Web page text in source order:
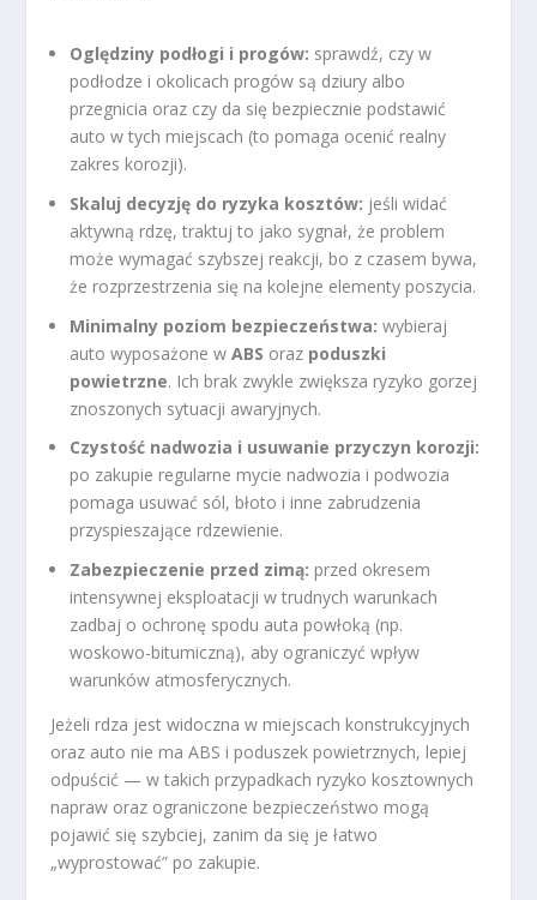
Oględziny podłogi i progów: sprawdź, czy w
podłodze i okolicach progów są dziury albo
przegnicia oraz czy da się bezpiecznie podstawić
auto w tych miejscach (to pomaga ocenić realny
zakres korozji).
Skaluj decyzję do ryzyka kosztów: jeśli widać
aktywną rdzę, traktuj to jako sygnał, że problem
może wymagać szybszej reakcji, bo z czasem bywa,
że rozprzestrzenia się na kolejne elementy poszycia.
Minimalny poziom bezpieczeństwa: wybieraj
auto wyposażone wABS oraz poduszki
powietrzne. Ich brak zwykle zwiększa ryzyko gorzej
znoszonych sytuacji awaryjnych.
Czystość nadwozia i usuwanie przyczyn korozji:
po zakupie regularne mycie nadwozia i podwozia
pomaga usuwać sól, błoto i inne zabrudzenia
przyspieszające rdzewienie.
Zabezpieczenie przed zimą: przed okresem
intensywnej eksploatacji w trudnych warunkach
zadbaj o ochronę spodu auta powłoką (np.
woskowo-bitumiczną), aby ograniczyć wpływ
warunków atmosferycznych.
Jeżeli rdza jest widoczna w miejscach konstrukcyjnych
oraz auto nie ma ABS i poduszek powietrznych, lepiej
odpuścić — w takich przypadkach ryzyko kosztownych
napraw oraz ograniczone bezpieczeństwo mogą
pojawić się szybciej, zanim da się je łatwo
„wyprostować” po zakupie.